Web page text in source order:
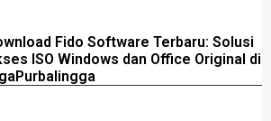
Fido Software Terbaru: Solusi
ISO Windows dan Office Original di